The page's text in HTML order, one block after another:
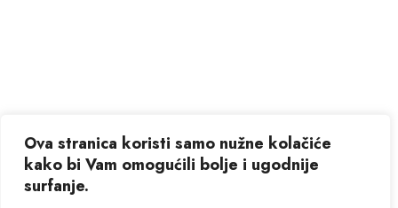
Ova stranica koristi samo nužne kolačiće
kako bi Vam omogućili bolje i ugodnije
surfanje.